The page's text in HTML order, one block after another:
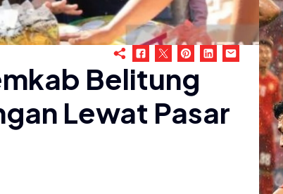
Belitung
Lewat Pasar